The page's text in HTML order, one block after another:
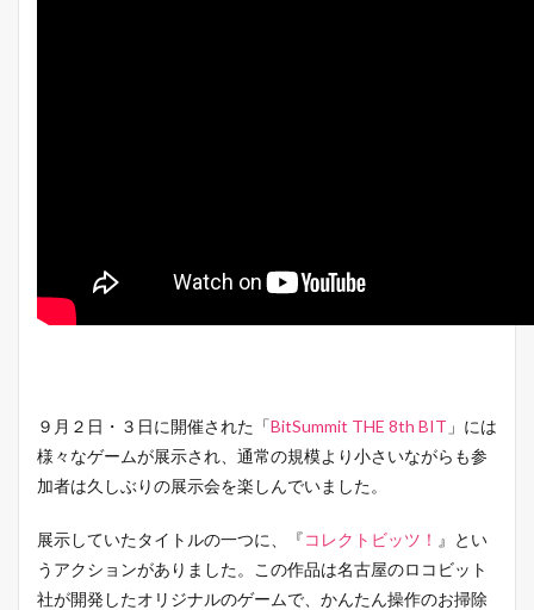
９月２日・３日に開催された「BitSummit THE 8th BIT 」には
様々なゲームが展示され、通常の規模より小さいながらも参
加者は久しぶりの展示会を楽しんでいました。
展示していたタイトルの一つに、『コレクトビッツ！ 』とい
うアクションがありました。この作品は名古屋のロコビット
社が開発したオリジナルのゲームで、かんたん操作のお掃除